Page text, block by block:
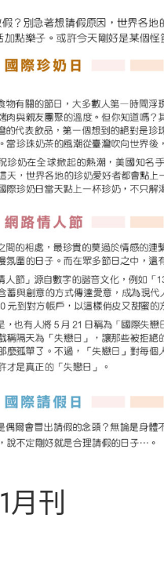
月刊